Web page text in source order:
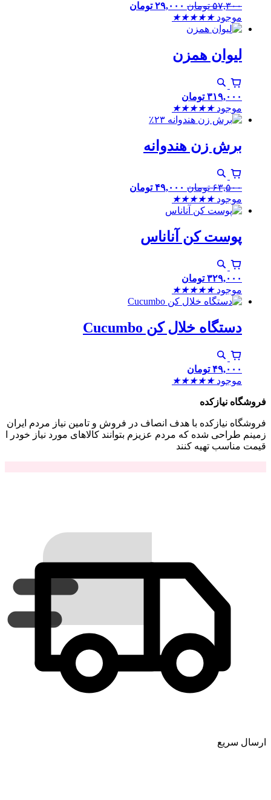
۵۷,۳۰۰ تومان ۲۹,۰۰۰ تومان
موجود ★
★
★
★
★
لیوان همزن
۳۱۹,۰۰۰ تومان
موجود ★
★
★
★
★
٪۲۳
برش زن هندوانه
۶۳,۵۰۰ تومان ۴۹,۰۰۰ تومان
موجود ★
★
★
★
★
پوست کن آناناس
۳۲۹,۰۰۰ تومان
موجود ★
★
★
★
★
دستگاه خلال کن Cucumbo
۴۹,۰۰۰ تومان
موجود ★
★
★
★
★
فروشگاه نیازکده
فروشگاه نیازکده با هدف انصاف در فروش و تامین نیاز مردم ایران
زمینم طراحی شده که مردم عزیزم بتوانند کالاهای مورد نیاز خودر ا
قیمت مناسب تهیه کنند
ارسال سریع